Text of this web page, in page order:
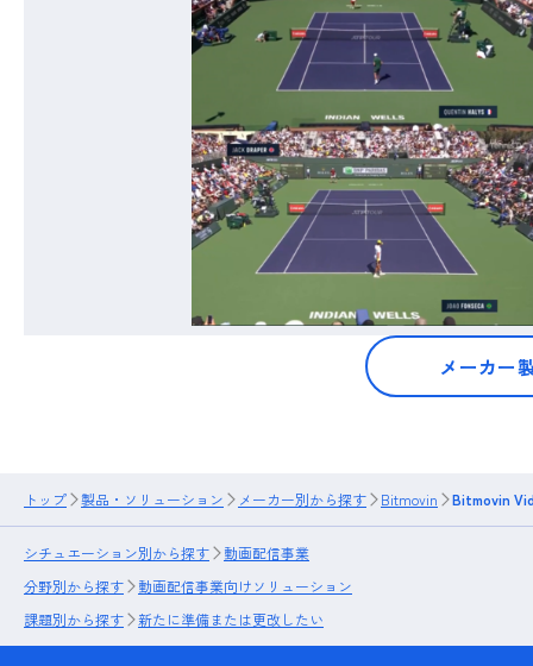
メーカー
トップ 製品・ソリューション メーカー別から探す Bitmovin Bitmovin
シチュエーション別から探す
動画配信事業
分野別から探す
動画配信事業向けソリューション
課題別から探す
新たに準備または更改したい